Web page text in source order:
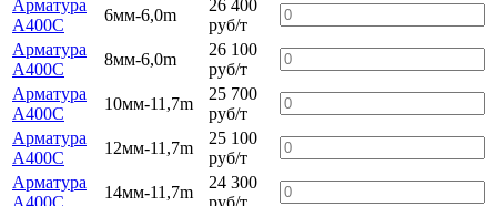
Арматура
А400С
6мм-6,0m
26 400
руб/т
Арматура
А400С
8мм-6,0m
26 100
руб/т
Арматура
А400С
10мм-11,7m
25 700
руб/т
Арматура
А400С
12мм-11,7m
25 100
руб/т
Арматура
А400С
14мм-11,7m
24 300
руб/т